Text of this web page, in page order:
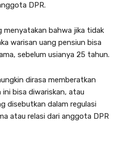
DPR.
menyatakan bahwa jika tidak
warisan uang pensiun bisa
sebelum usianya 25 tahun.
dirasa memberatkan
bisa diwariskan, atau
disebutkan dalam regulasi
atau relasi dari anggota DPR